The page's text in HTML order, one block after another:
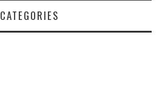
CATEGORIES